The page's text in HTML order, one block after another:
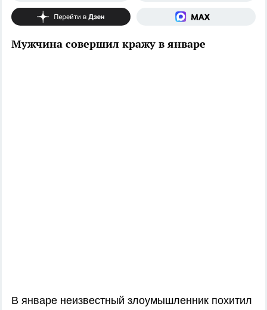
Мужчина совершил кражу в январе
В январе неизвестный злоумышленник похитил